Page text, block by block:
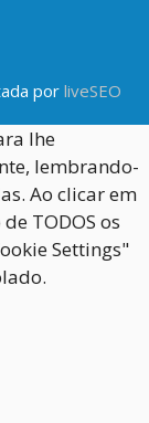
por liveSEO
lhe
lembrando-
Ao clicar em
TODOS os
Settings"